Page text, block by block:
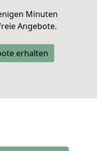
Minuten
Angebote.
erhalten